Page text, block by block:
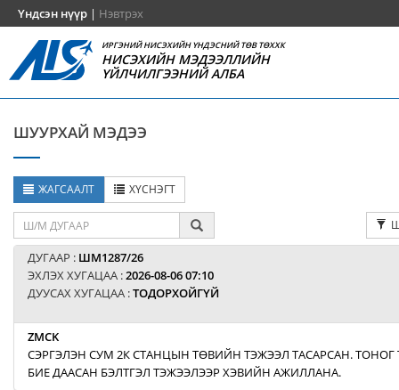
Үндсэн нүүр | Нэвтрэх
ИРГЭНИЙ НИСЭХИЙН ҮНДЭСНИЙ ТӨВ ТӨХХК
НИСЭХИЙН МЭДЭЭЛЛИЙН
ҮЙЛЧИЛГЭЭНИЙ АЛБА
ШУУРХАЙ МЭДЭЭ
ЖАГСААЛТ ХҮСНЭГТ
ДУГААР : ШМ1287/26
ЭХЛЭХ ХУГАЦАА :2026-08-06 07:10
ДУУСАХ ХУГАЦАА :ТОДОРХОЙГҮЙ
ZMCK
СЭРГЭЛЭН СУМ 2К СТАНЦЫН ТӨВИЙН ТЭЖЭЭЛ ТАСАРСАН.
БИЕ ДААСАН БЭЛТГЭЛ ТЭЖЭЭЛЭЭР ХЭВИЙН АЖИЛЛАНА.